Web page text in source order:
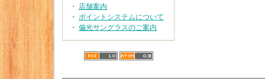
・ 店舗案内
・ ポイントシステムについて
・ 偏光サングラスのご案内